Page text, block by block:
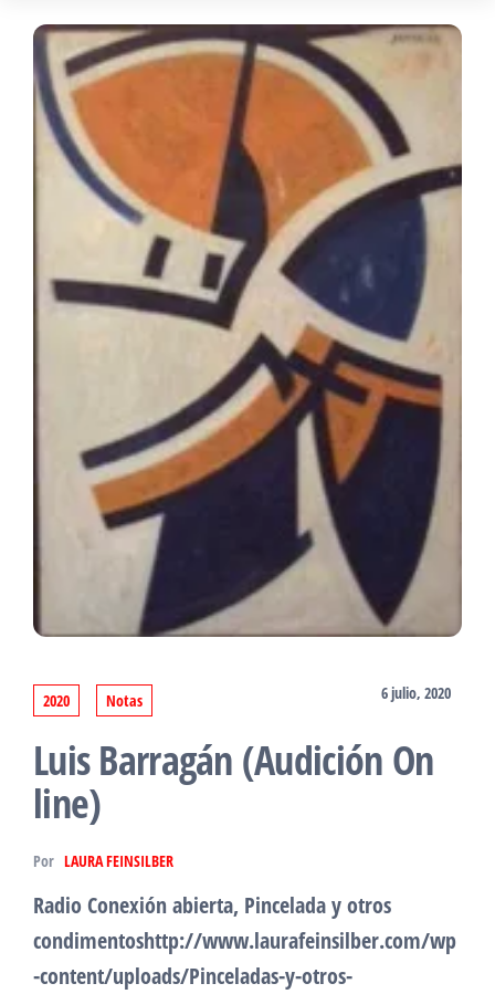
2020 Notas 6 julio, 2020
Luis Barragán (Audición On
line)
Por LAURA FEINSILBER
Radio Conexión abierta, Pincelada y otros
condimentoshttp://www.laurafeinsilber.com/wp
-content/uploads/Pinceladas-y-otros-